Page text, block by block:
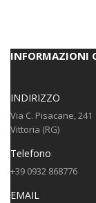
INFORMAZIONI
INDIRIZZO
Via C. Pisacane, 241
Vittoria (RG)
Telefono
+39 0932 868776
EMAIL